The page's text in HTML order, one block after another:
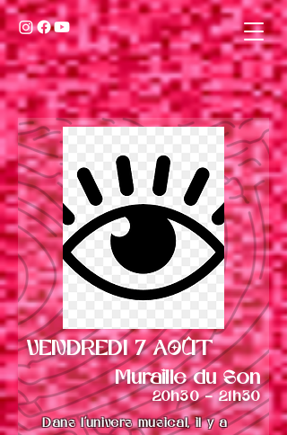
VENDREDI 7 AOÛT
Muraille du Son
20h30 - 21h30
Dans l'univers musical, il y a